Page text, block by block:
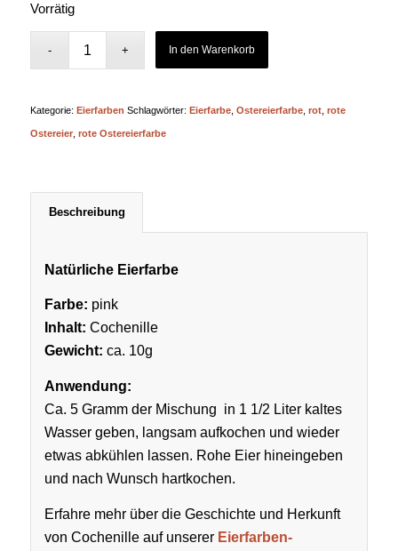
Vorrätig
In den Warenkorb
Kategorie: Eierfarben Schlagwörter: Eierfarbe, Ostereierfarbe, rot, rote
Ostereier, rote Ostereierfarbe
Beschreibung
Natürliche Eierfarbe
Farbe: pink
Inhalt: Cochenille
Gewicht: ca. 10g
Anwendung:
Ca. 5 Gramm der Mischung in 1 1/2 Liter kaltes
Wasser geben, langsam aufkochen und wieder
etwas abkühlen lassen. Rohe Eier hineingeben
und nach Wunsch hartkochen.
Erfahre mehr über die Geschichte und Herkunft
von Cochenille auf unserer Eierfarben-